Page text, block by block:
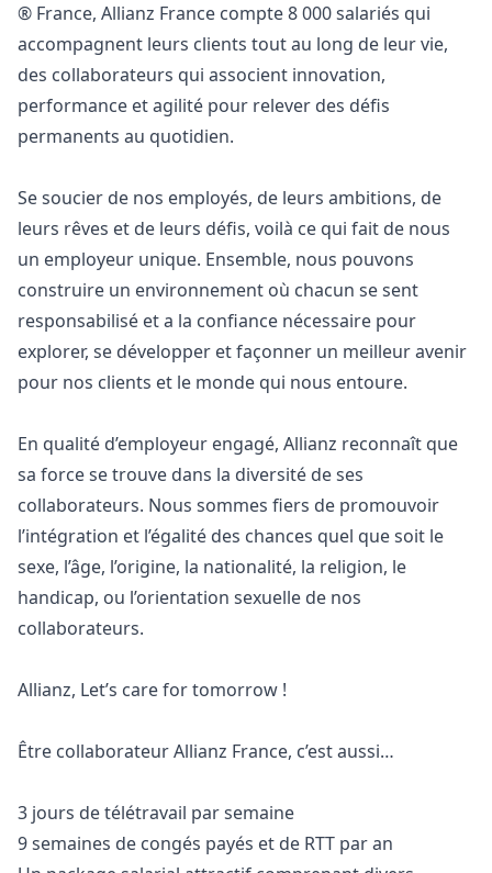
® France, Allianz France compte 8 000 salariés qui
accompagnent leurs clients tout au long de leur vie,
des collaborateurs qui associent innovation,
performance et agilité pour relever des défis
permanents au quotidien.
Se soucier de nos employés, de leurs ambitions, de
leurs rêves et de leurs défis, voilà ce qui fait de nous
un employeur unique. Ensemble, nous pouvons
construire un environnement où chacun se sent
responsabilisé et a la confiance nécessaire pour
explorer, se développer et façonner un meilleur avenir
pour nos clients et le monde qui nous entoure.
En qualité d’employeur engagé, Allianz reconnaît que
sa force se trouve dans la diversité de ses
collaborateurs. Nous sommes fiers de promouvoir
l’intégration et l’égalité des chances quel que soit le
sexe, l’âge, l’origine, la nationalité, la religion, le
handicap, ou l’orientation sexuelle de nos
collaborateurs.
Allianz, Let’s care for tomorrow !
Être collaborateur Allianz France, c’est aussi…
3 jours de télétravail par semaine
9 semaines de congés payés et de RTT par an